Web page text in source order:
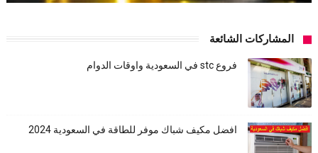
المشاركات الشائعة
فروع stc في السعودية واوقات الدوام
افضل مكيف شباك موفر للطاقة في السعودية 2024